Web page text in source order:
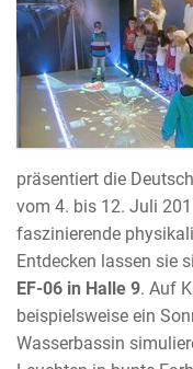
präsentiert die
vom 4. bis 12. Juli
faszinierende
Entdecken lassen sie
EF-06 in Halle 9. Auf
beispielsweise ein
Wasserbassin